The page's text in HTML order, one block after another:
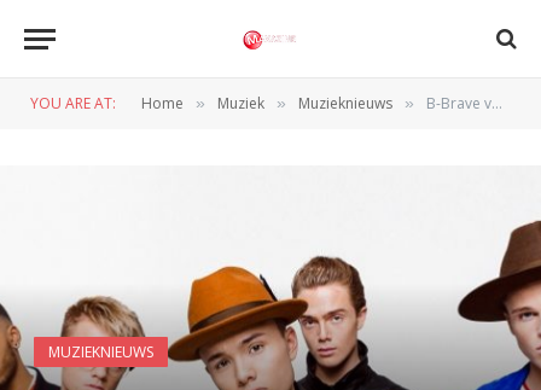
YOU ARE AT: Home » Muziek » Muzieknieuws » B-Brave voegt 6de show toe aan concertreeks in AFAS Live
MUZIEKNIEUWS